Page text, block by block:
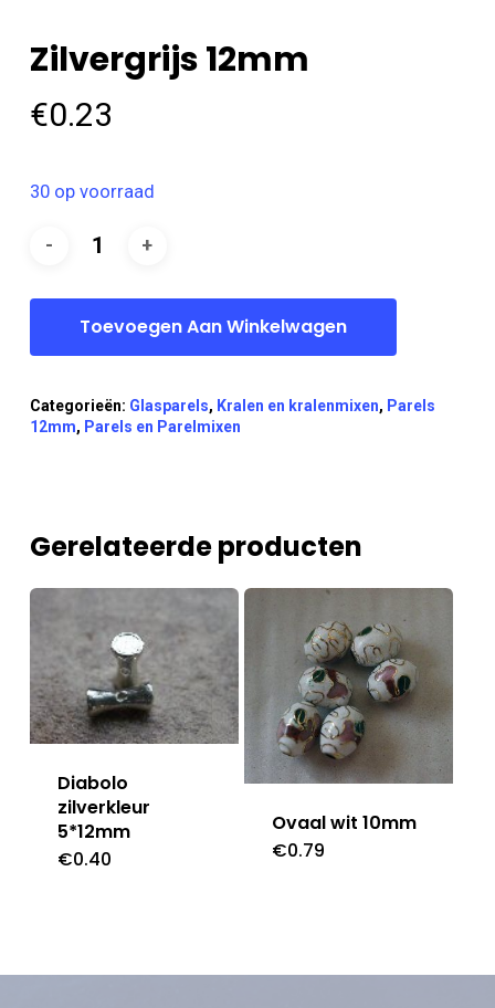
Zilvergrijs 12mm
€0.23
30 op voorraad
Toevoegen Aan Winkelwagen
Categorieën: Glasparels, Kralen en kralenmixen, Parels
12mm, Parels en Parelmixen
Gerelateerde producten
Diabolo
zilverkleur
5*12mm
€0.40
Ovaal wit 10mm
€0.79